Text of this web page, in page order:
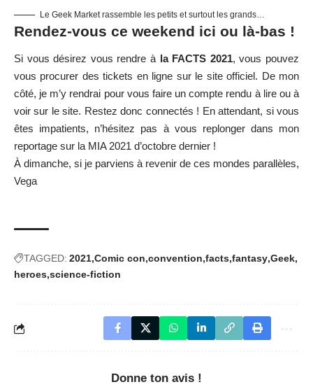
Le Geek Market rassemble les petits et surtout les grands…
Rendez-vous ce weekend ici ou là-bas !
Si vous désirez vous rendre à la FACTS 2021, vous pouvez
vous procurer des tickets en ligne sur le site officiel. De mon
côté, je m’y rendrai pour vous faire un compte rendu à lire ou à
voir sur le site. Restez donc connectés ! En attendant, si vous
êtes impatients, n’hésitez pas à vous replonger dans mon
reportage sur la MIA 2021 d’octobre dernier !
À dimanche, si je parviens à revenir de ces mondes parallèles,
Vega
TAGGED: 2021 Comic con convention facts fantasy Geek
heroes science-fiction
Donne ton avis !